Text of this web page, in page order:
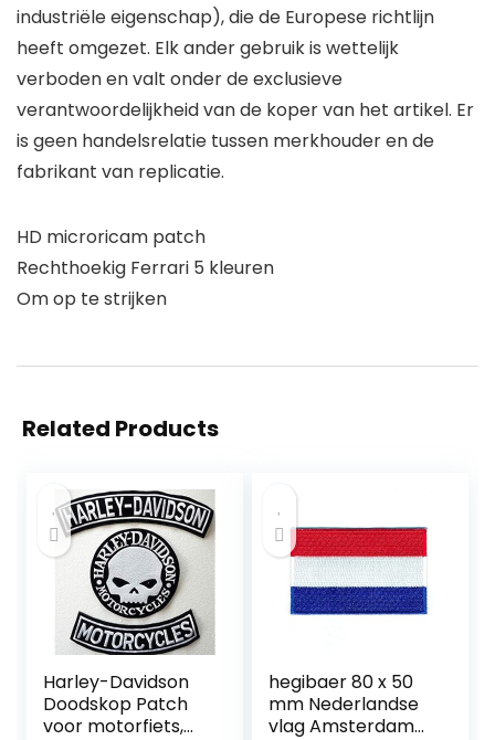
industriële eigenschap), die de Europese richtlijn
heeft omgezet. Elk ander gebruik is wettelijk
verboden en valt onder de exclusieve
verantwoordelijkheid van de koper van het artikel. Er
is geen handelsrelatie tussen merkhouder en de
fabrikant van replicatie.
HD microricam patch
Rechthoekig Ferrari 5 kleuren
Om op te strijken
Related Products
Harley-Davidson
Doodskop Patch
voor motorfiets,
hegibaer 80 x 50
mm Nederlandse
vlag Amsterdam